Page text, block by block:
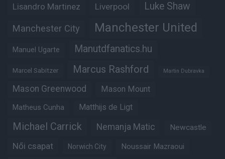
Lisandro Martinez Liverpool Luke Shaw
Manchester City Manchester United
Manuel Ugarte Manutdfanatics.hu
Marcel Sabitzer Marcus Rashford Martin Dubravka
Mason Greenwood Mason Mount
Matheus Cunha Matthijs de Ligt
Michael Carrick Nemanja Matic Newcastle
Női csapat Norwich City Noussair Mazraoui